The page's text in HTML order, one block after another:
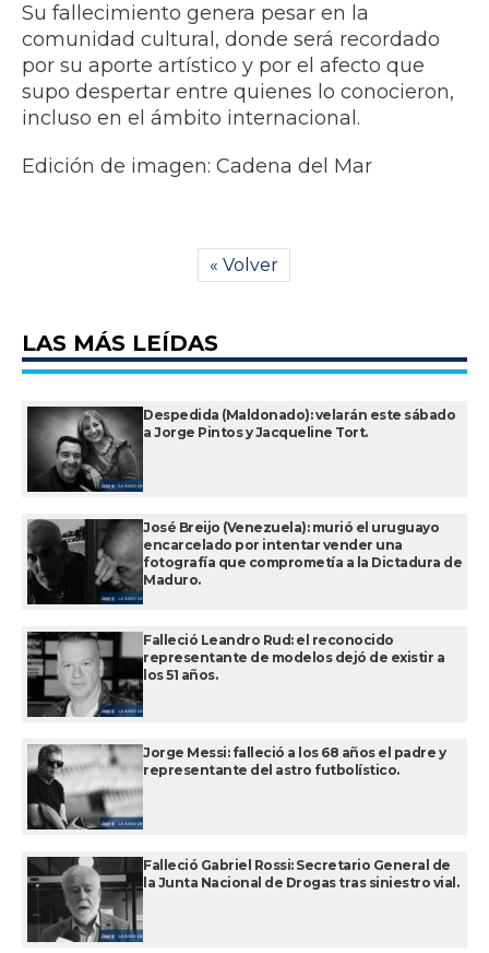
Su fallecimiento genera pesar en la
comunidad cultural, donde será recordado
por su aporte artístico y por el afecto que
supo despertar entre quienes lo conocieron,
incluso en el ámbito internacional.
Edición de imagen: Cadena del Mar
« Volver
LAS MÁS LEÍDAS
Despedida (Maldonado): velarán este sábado
a Jorge Pintos y Jacqueline Tort.
José Breijo (Venezuela): murió el uruguayo
encarcelado por intentar vender una
fotografía que comprometía a la Dictadura de
Maduro.
Falleció Leandro Rud: el reconocido
representante de modelos dejó de existir a
los 51 años.
Jorge Messi: falleció a los 68 años el padre y
representante del astro futbolístico.
Falleció Gabriel Rossi: Secretario General de
la Junta Nacional de Drogas tras siniestro vial.